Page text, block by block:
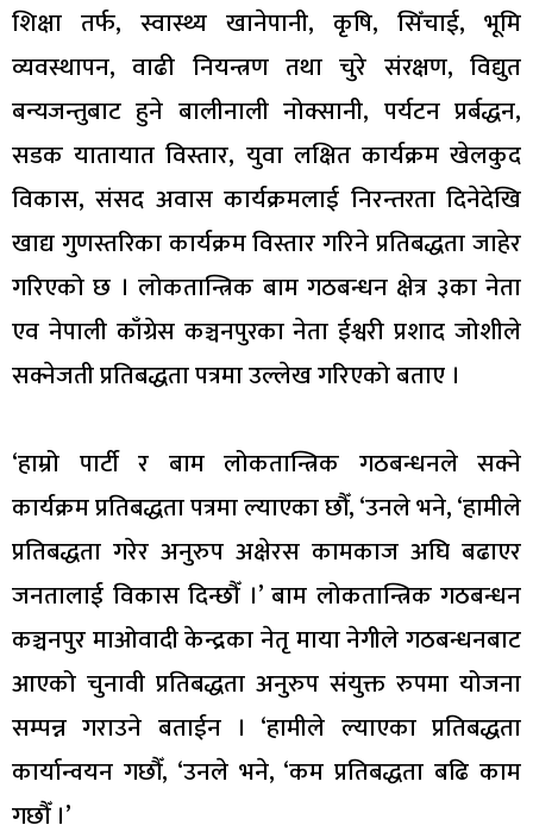
शिक्षा तर्फ, स्वास्थ्य खानेपानी, कृषि, सिँचाई, भूमि
व्यवस्थापन, वाढी नियन्त्रण तथा चुरे संरक्षण, विद्युत
बन्यजन्तुबाट हुने बालीनाली नोक्सानी, पर्यटन प्रर्बद्धन,
सडक यातायात विस्तार, युवा लक्षित कार्यक्रम खेलकुद
विकास, संसद अवास कार्यक्रमलाई निरन्तरता दिनेदेखि
खाद्य गुणस्तरिका कार्यक्रम विस्तार गरिने प्रतिबद्धता जाहेर
गरिएको छ । लोकतान्त्रिक बाम गठबन्धन क्षेत्र ३का नेता
एव नेपाली काँग्रेस कञ्चनपुरका नेता ईश्वरी प्रशाद जोशीले
सक्नेजती प्रतिबद्धता पत्रमा उल्लेख गरिएको बताए ।
‘हाम्रो पार्टी र बाम लोकतान्त्रिक गठबन्धनले सक्ने
कार्यक्रम प्रतिबद्धता पत्रमा ल्याएका छौँ, ‘उनले भने, ‘हामीले
प्रतिबद्धता गरेर अनुरुप अक्षेरस कामकाज अघि बढाएर
जनतालाई विकास दिन्छौँ ।’ बाम लोकतान्त्रिक गठबन्धन
कञ्चनपुर माओवादी केन्द्रका नेतृ माया नेगीले गठबन्धनबाट
आएको चुनावी प्रतिबद्धता अनुरुप संयुक्त रुपमा योजना
सम्पन्न गराउने बताईन । ‘हामीले ल्याएका प्रतिबद्धता
कार्यान्वयन गछौँ, ‘उनले भने, ‘कम प्रतिबद्धता बढि काम
गछौँ ।’